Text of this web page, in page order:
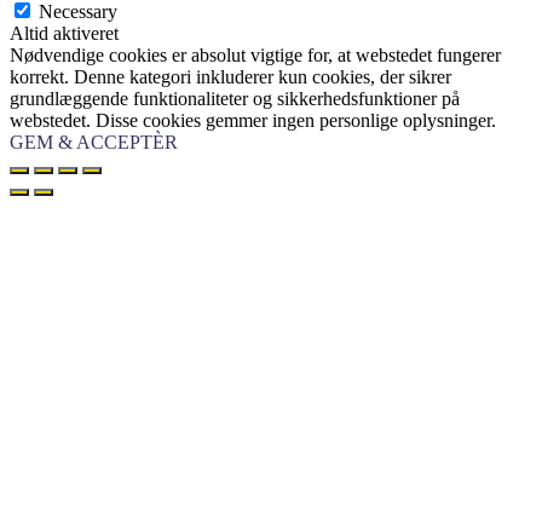
Necessary
Altid aktiveret
Nødvendige cookies er absolut vigtige for, at webstedet fungerer
korrekt. Denne kategori inkluderer kun cookies, der sikrer
grundlæggende funktionaliteter og sikkerhedsfunktioner på
webstedet. Disse cookies gemmer ingen personlige oplysninger.
GEM & ACCEPTÈR